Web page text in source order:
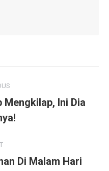
Mengkilap, Ini Dia
Di Malam Hari